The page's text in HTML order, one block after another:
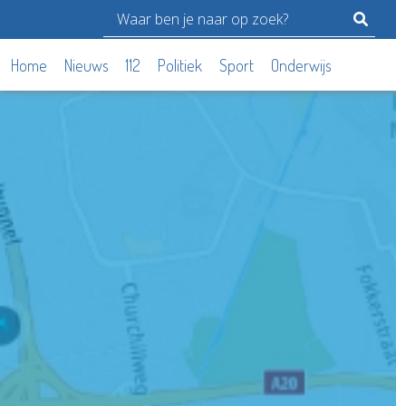
Home Nieuws 112 Politiek Sport Onderwijs